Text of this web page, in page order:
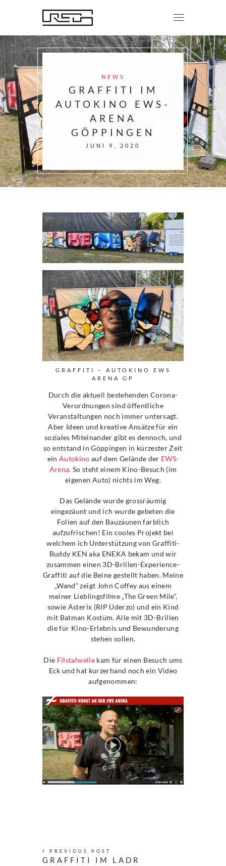
NEWS
GRAFFITI IM
AUTOKINO EWS-
ARENA
GÖPPINGEN
JUNI 9, 2020
GRAFFITI – AUTOKINO EWS
ARENA GP
Durch die aktuell bestehenden Corona-
Verordnungen sind öffentliche
Veranstaltungen noch immer untersagt.
Aber Ideen und kreative Ansätze für ein
soziales Miteinander gibt es dennoch, und
so entstand in Göppingen in kürzester Zeit
ein Autokino auf dem Gelände der EWS-
Arena. So steht einem Kino-Besuch (im
eigenen Auto) nichts im Weg.
Das Gelände wurde grossräumig
eingezäunt und ich wurde gebeten die
Folien auf den Bauzäunen farblich
aufzufrischen! Ein cooles Projekt bei
welchem ich Unterstützung von Graffiti-
Buddy KEN aka ENEKA bekam und wir
zusammen einen 3D-Brillen-Experience-
Graffiti auf die Beine gestellt haben. Meine
„Wand“ zeigt John Coffey aus einem
meiner Lieblingsfilme „The Green Mile“,
sowie Asterix (RIP Uderzo) und ein Kind
mit Batman Kostüm. Alle mit 3D-Brillen
die für Kino-Erlebnis und Bewunderung
stehen sollen.
Die Filstalwellekam für einen Besuch ums
Eck und hat kurzerhand noch ein Video
aufgenommen:
PREVIOUS POST
GRAFFITI IM LADR